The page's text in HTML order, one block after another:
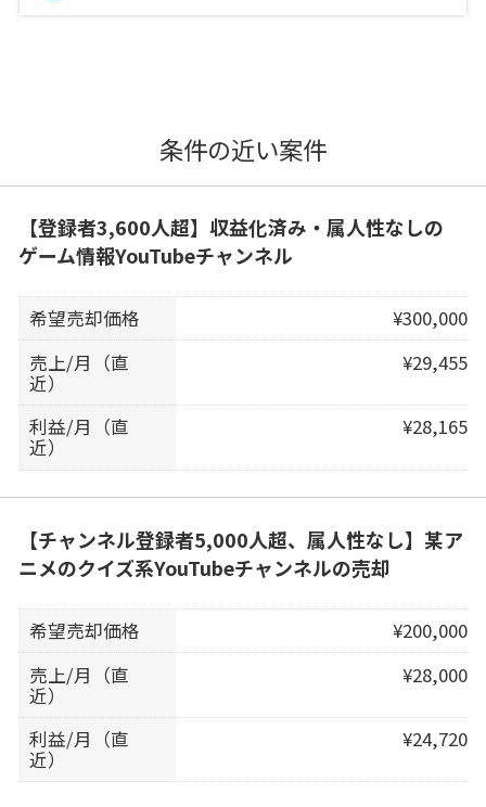
条件の近い案件
【登録者3,600人超】収益化済み・属人性なしの
ゲーム情報YouTubeチャンネル
希望売却価格
¥300,000
売上/月（直
近）
¥29,455
利益/月（直
近）
¥28,165
【チャンネル登録者5,000人超、属人性なし】某ア
ニメのクイズ系YouTubeチャンネルの売却
希望売却価格
¥200,000
売上/月（直
近）
¥28,000
利益/月（直
近）
¥24,720